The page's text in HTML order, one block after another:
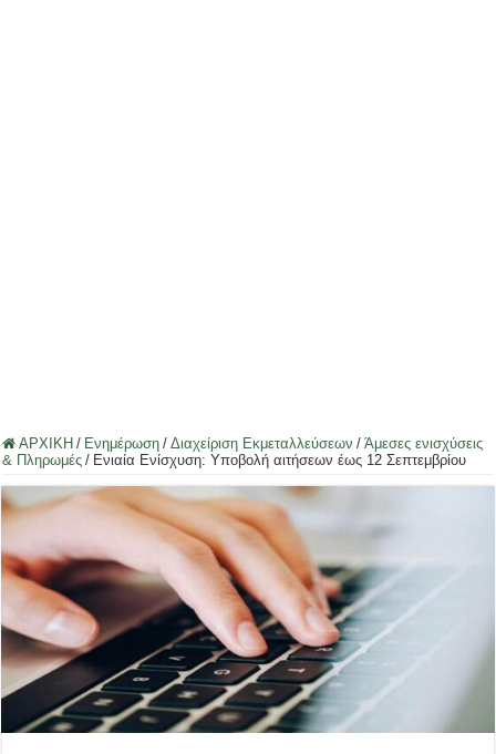
ΑΡΧΙΚΗ / Ενημέρωση / Διαχείριση Εκμεταλλεύσεων / Άμεσες ενισχύσεις
& Πληρωμές / Ενιαία Ενίσχυση: Υποβολή αιτήσεων έως 12 Σεπτεμβρίου